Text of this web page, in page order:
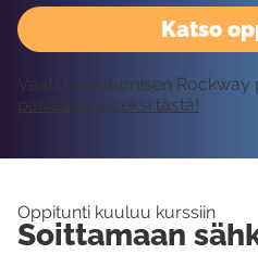
Katso
Vaatii kirjautumisen Rockway
päivää ilmaiseksi tästä!
Oppitunti kuuluu kurssiin
Soittamaan